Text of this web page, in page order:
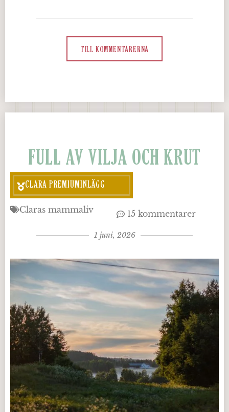
TILL KOMMENTARERNA
FULL AV VILJA OCH KRUT
CLARA PREMIUMINLÄGG
Claras mammaliv 15 kommentarer
1 juni, 2026